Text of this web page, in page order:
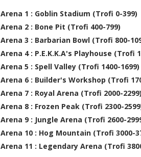
Arena 1 : Goblin Stadium (Trofi 0-399)
Arena 2 : Bone Pit (Trofi 400-799)
Arena 3 : Barbarian Bowl (Trofi 800-
Arena 4 : P.E.K.K.A's Playhouse (Trofi
Arena 5 : Spell Valley (Trofi 1400-1699)
Arena 6 : Builder's Workshop (Trofi
Arena 7 : Royal Arena (Trofi 2000-2299)
Arena 8 : Frozen Peak (Trofi 2300-
Arena 9 : Jungle Arena (Trofi 2600-
Arena 10 : Hog Mountain (Trofi 3000-
Arena 11 : Legendary Arena (Trofi